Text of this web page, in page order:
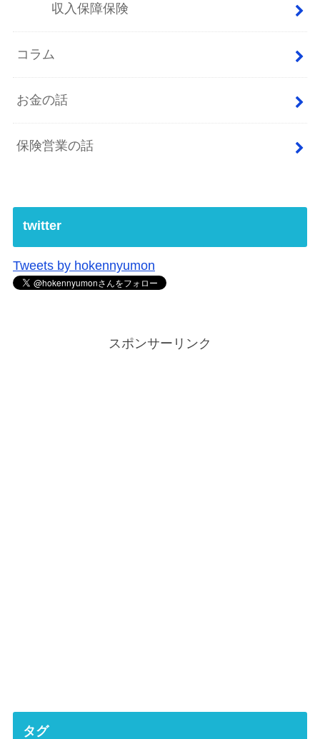
収入保障保険
コラム
お金の話
保険営業の話
twitter
Tweets by hokennyumon
スポンサーリンク
タグ